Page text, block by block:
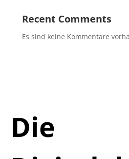
Recent Comments
Es sind keine Kommentare
Die